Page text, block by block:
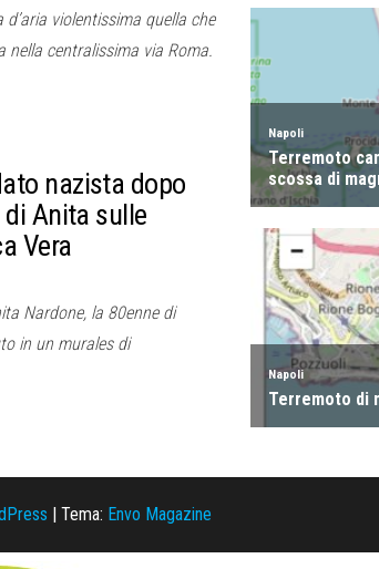
d’aria violentissima quella che
centralissima via Roma.
nazista dopo
Anita sulle
Vera
Nardone, la 80enne di
in un murales di
| Tema: Envo Magazine